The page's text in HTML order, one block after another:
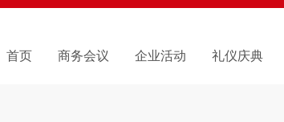
首页 商务会议 企业活动 礼仪庆典